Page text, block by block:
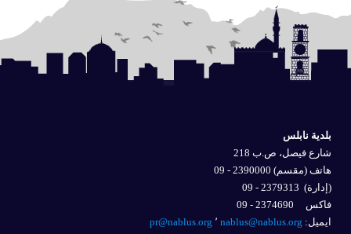
بلدية نابلس
شارع فيصل، ص.ب 218
هاتف (مقسم) 2390000 - 09
(إدارة)
فاكس 2374690 - 09
ايميل: nablus@nablus.org
pr@nablus.org